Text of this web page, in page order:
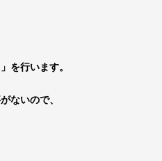
を行います。
ないので、